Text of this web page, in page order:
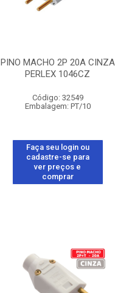
PINO MACHO 2P 20A CINZA
PERLEX 1046CZ
Código: 32549
Embalagem: PT/10
Faça seu login ou
cadastre-se para
ver preços e
comprar